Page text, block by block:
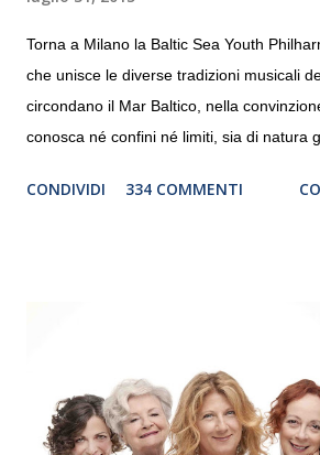
Torna a Milano la Baltic Sea Youth
che unisce le diverse tradizioni musicali
circondano il Mar Baltico, nella
conosca né confini né limiti, sia di natura
debutterà il 10 settembre a Heiden, in
“Settembre dell’Accademia” dove si
consecutivo. Il pubblico milanese avrà il
giovani artisti della Baltic Sea Youth
CONDIVIDI 334 COMMENTI